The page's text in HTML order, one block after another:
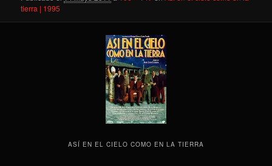
tierra | 1995
ASÍ EN EL CIELO COMO EN LA TIERRA